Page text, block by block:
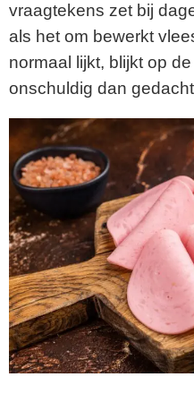
vraagtekens zet bij
als het om bewerkt
normaal lijkt, blijkt op
onschuldig dan